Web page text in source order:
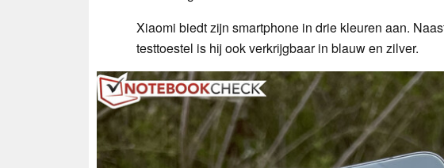
Xiaomi biedt zijn smartphone in drie kleuren aan.
testtoestel is hij ook verkrijgbaar in blauw en zilver.